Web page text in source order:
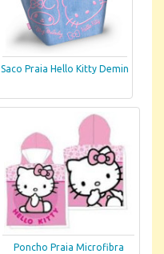
Saco Praia Hello Kitty Demin
Poncho Praia Microfibra